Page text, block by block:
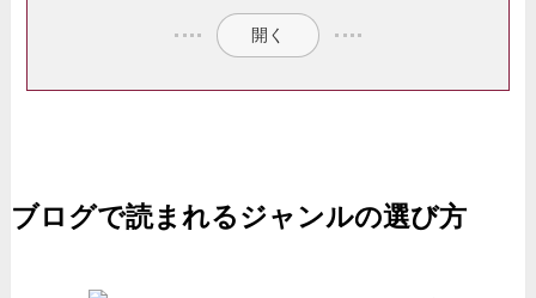
開く
ブログで読まれるジャンルの選び方